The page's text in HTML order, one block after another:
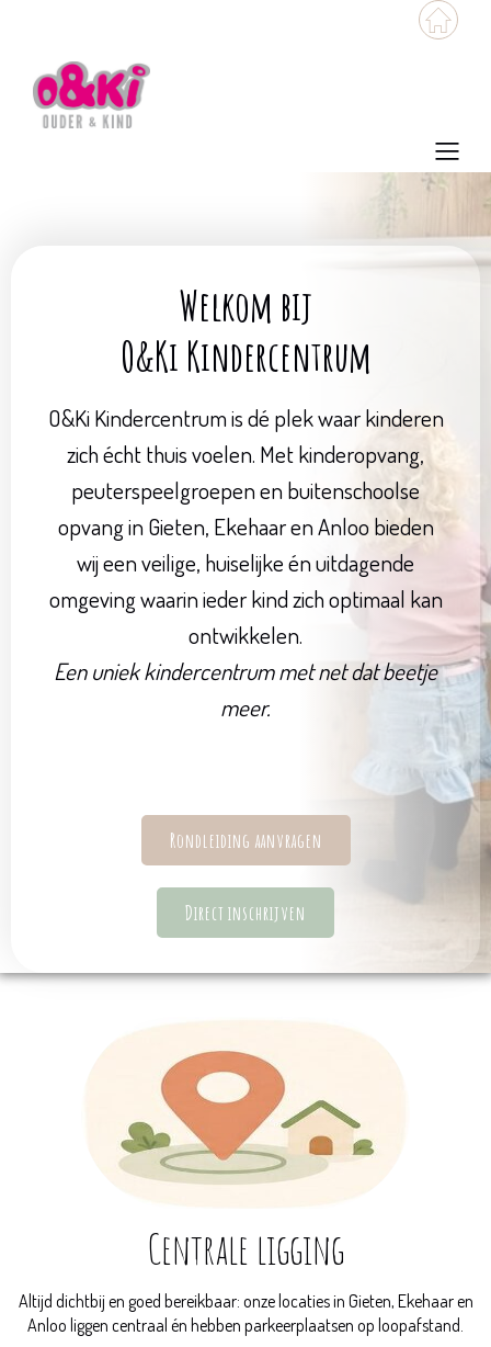
Welkom bij
O&Ki Kindercentrum
O&Ki Kindercentrum is dé plek waar kinderen
zich écht thuis voelen. Met kinderopvang,
peuterspeelgroepen en buitenschoolse
opvang in Gieten, Ekehaar en Anloo bieden
wij een veilige, huiselijke én uitdagende
omgeving waarin ieder kind zich optimaal kan
ontwikkelen.
Een uniek kindercentrum met net dat beetje
meer.
Rondleiding aanvragen
Direct inschrijven
Centrale ligging
Altijd dichtbij en goed bereikbaar: onze locaties in Gieten, Ekehaar en
Anloo liggen centraal én hebben parkeerplaatsen op loopafstand.